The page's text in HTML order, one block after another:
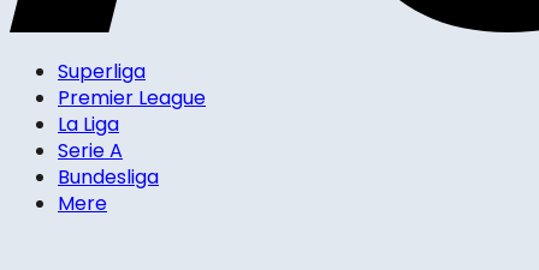
Superliga
Premier League
La Liga
Serie A
Bundesliga
Mere